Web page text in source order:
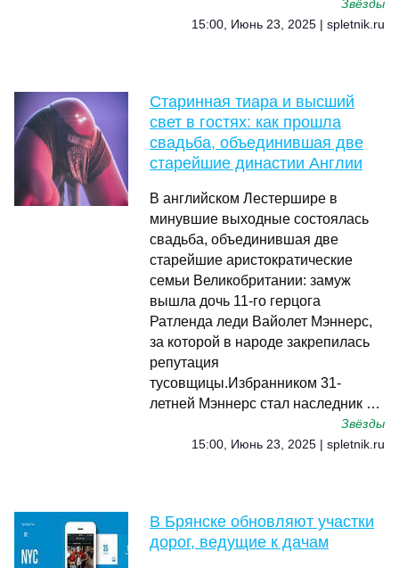
Звёзды
15:00, Июнь 23, 2025 | spletnik.ru
Старинная тиара и высший
свет в гостях: как прошла
свадьба, объединившая две
старейшие династии Англии
В английском Лестершире в
минувшие выходные состоялась
свадьба, объединившая две
старейшие аристократические
семьи Великобритании: замуж
вышла дочь 11-го герцога
Ратленда леди Вайолет Мэннерс,
за которой в народе закрепилась
репутация
тусовщицы.Избранником 31-
летней Мэннерс стал наследник …
Звёзды
15:00, Июнь 23, 2025 | spletnik.ru
В Брянске обновляют участки
дорог, ведущие к дачам